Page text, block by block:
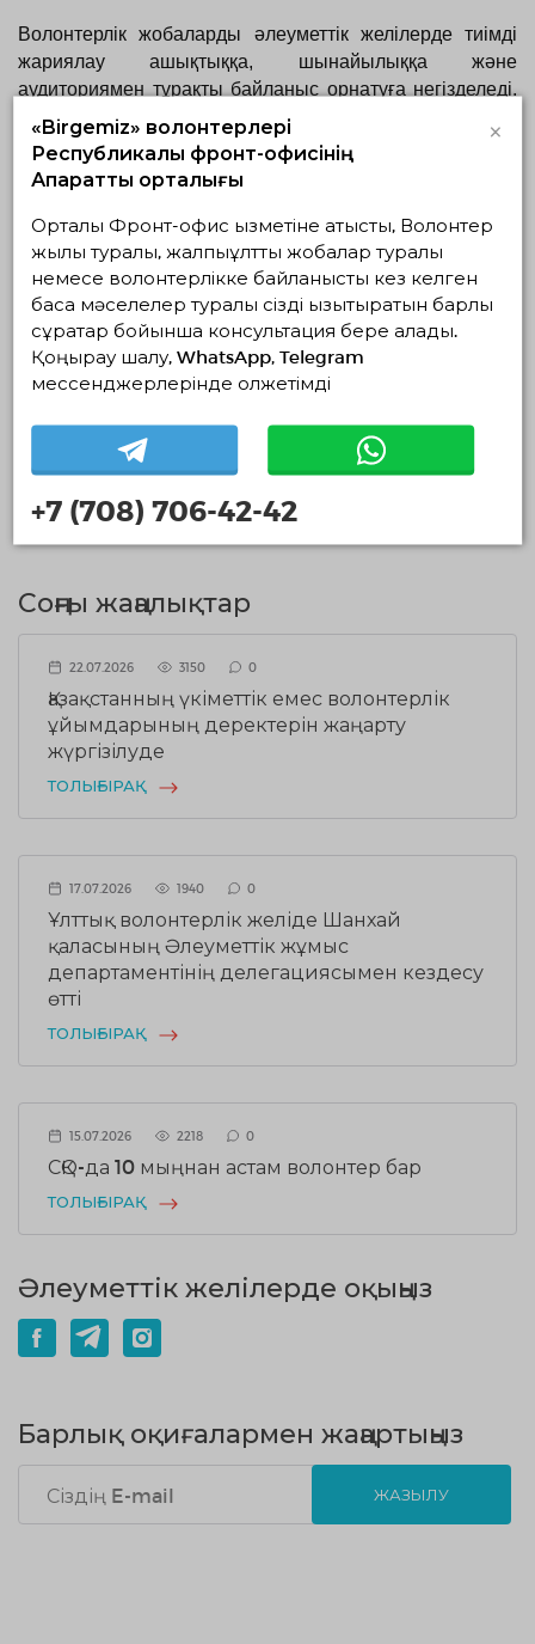
Волонтерлік жобаларды әлеуметтік желілерде тиімді
жариялау ашықтыққа, шынайылыққа және
аудиториямен тұрақты байланыс орнатуға негізделеді.
Нақты оқиғалармен бөлісіңіз, қол жеткізілген нәтижелер
туралы айтыңыз, қатысушыларға алғыс білдіріңіз және
команданың жұмыс барысын көрсетуден тартынбаңыз.
Жазылушылар нақты адамдарды, шынайы өзгерістерді
және ұйым қызметінің ашықтығын көргенде, олар
волонтер болуға, ақпаратты таратуға және жобаларды
қолдауға әлдеқайда белсенді түрде атсалысады. Дәл
сенім мен тұрақты байланыс кездейсоқ оқырмандарды
волонтерлік қозғалыстың белсенді қатысушыларына
айналдырады.
Соңғы жаңалықтар
22.07.2026 3150 0
Қазақстанның үкіметтік емес волонтерлік
ұйымдарының деректерін жаңарту
жүргізілуде
ТОЛЫҒЫРАҚ
17.07.2026 1940 0
Ұлттық волонтерлік желіде Шанхай
қаласының Әлеуметтік жұмыс
департаментінің делегациясымен кездесу
өтті
ТОЛЫҒЫРАҚ
15.07.2026 2218 0
СҚО-да 10 мыңнан астам волонтер бар
ТОЛЫҒЫРАҚ
Әлеуметтік желілерде оқыңыз
Барлық оқиғалармен жаңартыңыз
ЖАЗЫЛУ
«Birgemiz» волонтерлері
Республикалық фронт-офисінің
Ақпараттық орталығы
×
Орталық Фронт-офис қызметіне қатысты, Волонтер
жылы туралы, жалпыұлттық жобалар туралы
немесе волонтерлікке байланысты кез келген
басқа мәселелер туралы сізді қызықтыратын барлық
сұрақтар бойынша консультация бере алады.
Қоңырау шалу, WhatsApp, Telegram
мессенджерлерінде қолжетімді
+7 (708) 706-42-42